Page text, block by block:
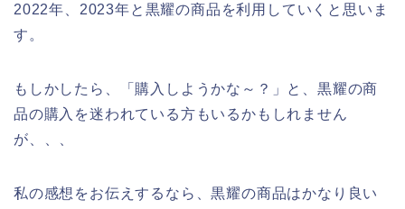
2022年、2023年と黒耀の商品を利用していくと思いま
す。
もしかしたら、「購入しようかな～？」と、黒耀の商
品の購入を迷われている方もいるかもしれません
が、、、
私の感想をお伝えするなら、黒耀の商品はかなり良い